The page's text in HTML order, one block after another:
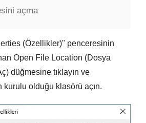
açma
(Özellikler)" penceresinin
Open File Location (Dosya
düğmesine tıklayın ve
kurulu olduğu klasörü açın.